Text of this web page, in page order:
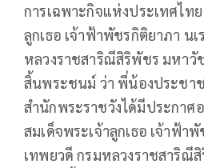
การเฉพาะกิจแห่งประเทศไทย
ลูกเธอ เจ้าฟ้าพัชรกิติยาภา น
หลวงราชสาริณีสิริพัชร มหาวั
สิ้นพระชนม์ ว่า พี่น้องประชา
สำนักพระราชวังได้มีประกาศ
สมเด็จพระเจ้าลูกเธอ เจ้าฟ้า
เทพยวดี กรมหลวงราชสาริณี